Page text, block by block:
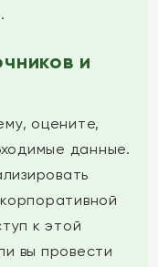
и
оцените,
данные.
к этой
вы провести